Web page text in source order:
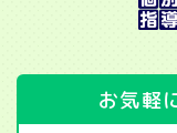
お気軽